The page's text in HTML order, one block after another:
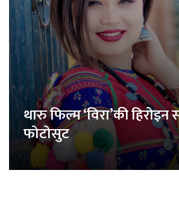
थारु फिल्म ‘विरा’की
फोटोसुट